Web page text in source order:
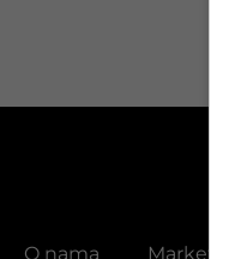
O nama Marketing